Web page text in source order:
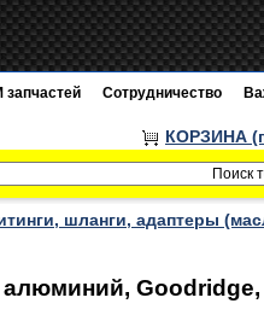
запчастей Сотрудничество
КОРЗИНА
шланги, адаптеры
Goodridge,